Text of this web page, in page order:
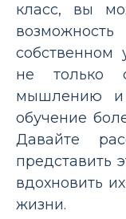
класс, вы
собственном
не только
мышлению
обучение
Давайте
представить
вдохновить
жизни.